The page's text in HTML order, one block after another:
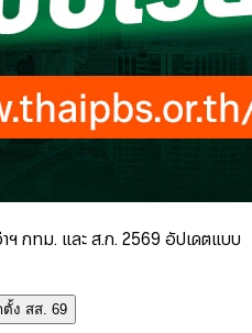
กทม. และ ส.ก. 2569 อัปเดตแบบ
ตั้ง สส. 69